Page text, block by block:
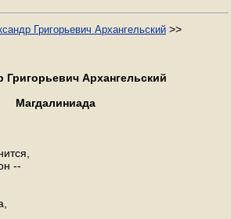
поэтов
Григорьевич Архангельский >>
Григорьевич Архангельский
Магдалиниада
--